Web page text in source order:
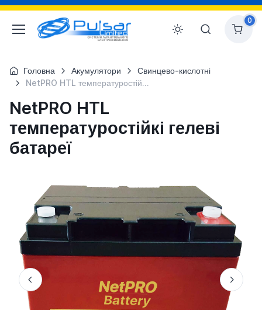
0
Головна Акумулятори
Свинцево-кислотні
NetPRO HTL температуростійкі гелеві батареї
NetPRO HTL
температуростійкі гелеві
батареї